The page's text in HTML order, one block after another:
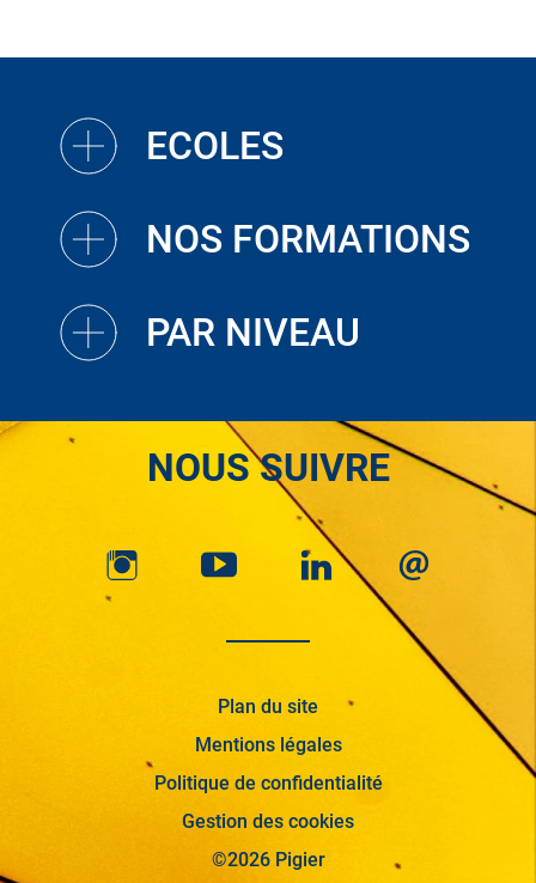
ECOLES
NOS FORMATIONS
PAR NIVEAU
NOUS SUIVRE
Plan du site
Mentions légales
Politique de confidentialité
Gestion des cookies
©2026 Pigier